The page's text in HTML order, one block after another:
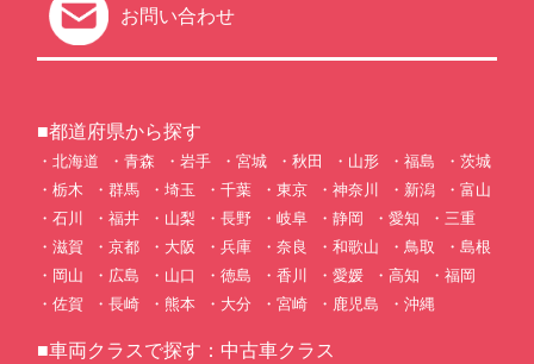
お問い合わせ
■都道府県から探す
北海道 青森 岩手 宮城 秋田 山形 福島
茨城
栃木
群馬 埼玉 千葉 東京 神奈川 新潟
富山
石川
福井 山梨 長野 岐阜 静岡 愛知
三重
滋賀
京都 大阪 兵庫 奈良 和歌山 鳥取
島根
岡山
広島 山口 徳島 香川 愛媛 高知
福岡
佐賀
長崎 熊本 大分 宮崎 鹿児島 沖縄
■車両クラスで探す：中古車クラス